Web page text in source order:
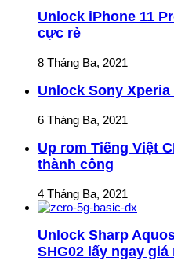
Unlock iPhone 11
cực rẻ
8 Tháng Ba, 2021
Unlock Sony
6 Tháng Ba, 2021
Up rom Tiếng Việt
thành công
4 Tháng Ba, 2021
Unlock Sharp
SHG02 lấy ngay giá